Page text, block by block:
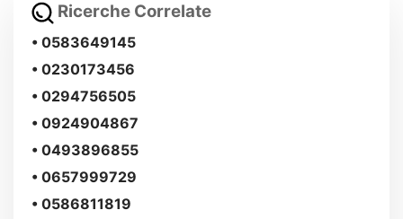
Ricerche Correlate
• 0583649145
• 0230173456
• 0294756505
• 0924904867
• 0493896855
• 0657999729
• 0586811819